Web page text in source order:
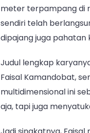
meter terpampang di
sendiri telah
dipajang juga pahatan
Judul lengkap
Faisal Kamandobat,
multidimensional ini
aja, tapi juga